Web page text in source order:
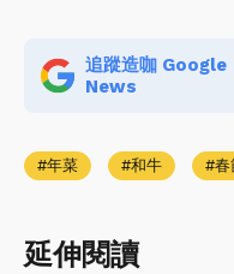
追蹤造咖 Google
News
年菜 和牛 春
延伸閱讀